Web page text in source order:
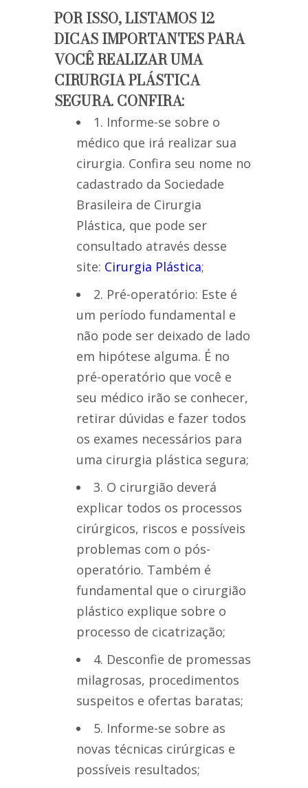
POR ISSO, LISTAMOS 12
DICAS IMPORTANTES PARA
VOCÊ REALIZAR UMA
CIRURGIA PLÁSTICA
SEGURA. CONFIRA:
1. Informe-se sobre o
médico que irá realizar sua
cirurgia. Confira seu nome no
cadastrado da Sociedade
Brasileira de Cirurgia
Plástica, que pode ser
consultado através desse
site: Cirurgia Plástica;
2. Pré-operatório: Este é
um período fundamental e
não pode ser deixado de lado
em hipótese alguma. É no
pré-operatório que você e
seu médico irão se conhecer,
retirar dúvidas e fazer todos
os exames necessários para
uma cirurgia plástica segura;
3. O cirurgião deverá
explicar todos os processos
cirúrgicos, riscos e possíveis
problemas com o pós-
operatório. Também é
fundamental que o cirurgião
plástico explique sobre o
processo de cicatrização;
4. Desconfie de promessas
milagrosas, procedimentos
suspeitos e ofertas baratas;
5. Informe-se sobre as
novas técnicas cirúrgicas e
possíveis resultados;